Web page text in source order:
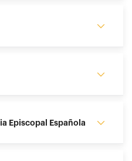
Episcopal Española